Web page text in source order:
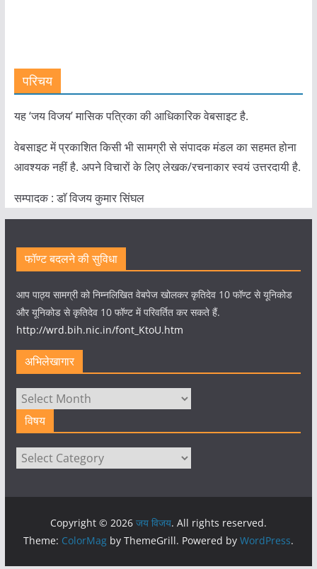
परिचय
यह ‘जय विजय’ मासिक पत्रिका की आधिकारिक वेबसाइट है.
वेबसाइट में प्रकाशित किसी भी सामग्री से संपादक मंडल का सहमत होना
आवश्यक नहीं है. अपने विचारों के लिए लेखक/रचनाकार स्वयं उत्तरदायी है.
सम्पादक : डाॅ विजय कुमार सिंघल
फॉण्ट बदलने की सुविधा
आप पाठ्य सामग्री को निम्नलिखित वेबपेज खोलकर कृतिदेव 10 फॉण्ट से यूनिकोड
और यूनिकोड से कृतिदेव 10 फॉण्ट में परिवर्तित कर सकते हैं.
http://wrd.bih.nic.in/font_KtoU.htm
अभिलेखागार
अभिलेखागार
विषय
विषय
Copyright © 2026 जय विजय. All rights reserved.
Theme: ColorMagby ThemeGrill. Powered by WordPress.